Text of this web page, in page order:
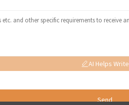
AI Helps Write
Send